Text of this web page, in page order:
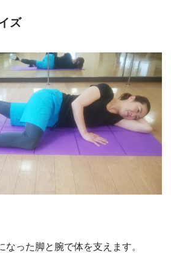
ズ
った脚と腕で体を支えます。